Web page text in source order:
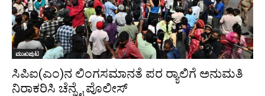
ಮುಖಪುಟ
ಸಿಪಿಐ(ಎಂ)ನ ಲಿಂಗಸಮಾನತೆ ಪರ ರ‍್ಯಾಲಿಗೆ ಅನುಮತಿ
ನಿರಾಕರಿಸಿ ಚೆನ್ನೈ ಪೊಲೀಸ್